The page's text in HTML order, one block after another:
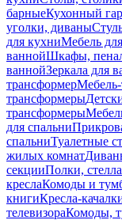
барныеКухонный
уголки, диваны
для кухниМебель
ваннойШкафы,
ваннойЗеркала для
трансформер
трансформеры
трансформеры
для спальни
спальниТуалетные
жилых комнат
секцииПолки,
креслаКомоды и
книгиКресла-
телевизораКомоды,